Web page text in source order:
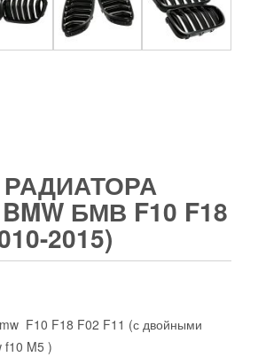
БМВ F10 F18
2015)
F10 F18 F02 F11 (с двойными
f10 M5 )